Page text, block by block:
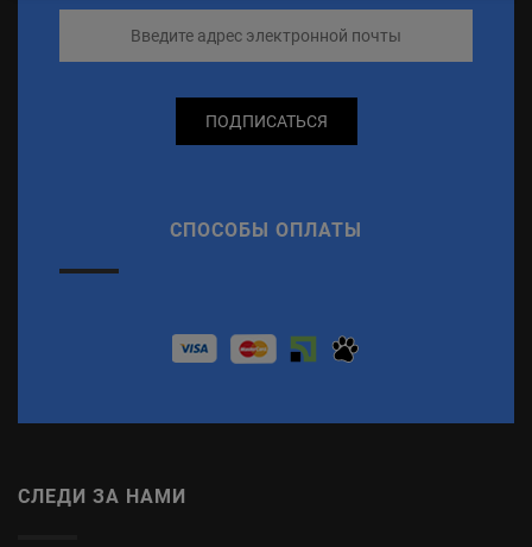
ПОДПИСАТЬСЯ
СПОСОБЫ ОПЛАТЫ
СЛЕДИ ЗА НАМИ